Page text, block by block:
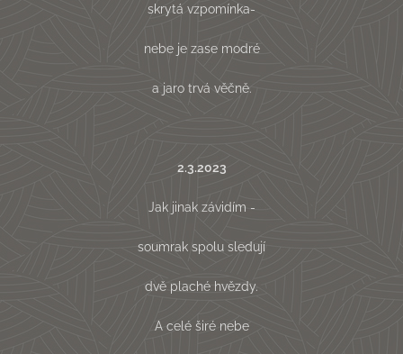
skrytá vzpomínka-
nebe je zase modré
a jaro trvá věčně.
2.3.2023
Jak jinak závidím -
soumrak spolu sledují
dvě plaché hvězdy.
A celé širé nebe